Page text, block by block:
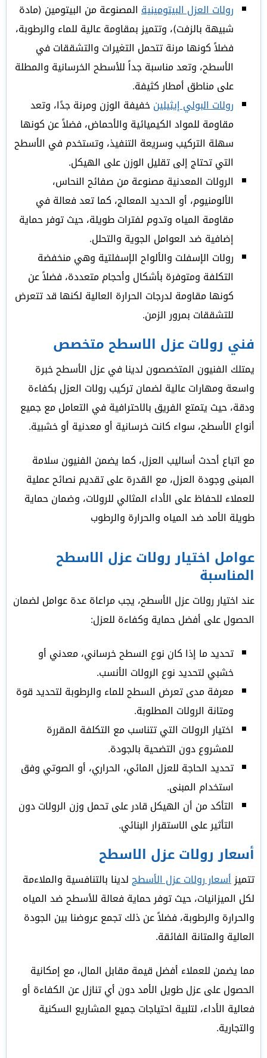
رولات العزل البيتومينية المصنوعة من البيتومين (مادة
شبيهة بالزفت)، وتتميز بمقاومة عالية للماء والرطوبة،
فضلاً كونها مرنة تتحمل التغيرات والتشققات في
الأسطح، وتعد مناسبة جداً للأسطح الخرسانية والمطلة
على مناطق أمطار كثيفة.
رولات البولي إيثيلينخفيفة الوزن ومرنة جدًا، وتعد
مقاومة للمواد الكيميائية والأحماض، فضلاً عن كونها
سهلة التركيب وسريعة التنفيذ، وتستخدم في الأسطح
التي تحتاج إلى تقليل الوزن على الهيكل.
الرولات المعدنية مصنوعة من صفائح النحاس،
الألومنيوم، أو الحديد المعالج، كما تعد فعالة في
مقاومة المياه وتدوم لفترات طويلة، حيث توفر حماية
إضافية ضد العوامل الجوية والتحلل.
رولات الإسفلت والألواح الإسفلتية وهي منخفضة
التكلفة ومتوفرة بأشكال وأحجام متعددة، فضلاً عن
كونها مقاومة لدرجات الحرارة العالية لكنها قد تتعرض
للتشققات بمرور الزمن.
فني رولات عزل الاسطح متخصص
يمتلك الفنيون المتخصصون لدينا في عزل الأسطح خبرة
واسعة ومهارات عالية لضمان تركيب رولات العزل بكفاءة
ودقة، حيث يتمتع الفريق بالاحترافية في التعامل مع جميع
أنواع الأسطح، سواء كانت خرسانية أو معدنية أو خشبية.
مع اتباع أحدث أساليب العزل، كما يضمن الفنيون سلامة
المبنى وجودة العزل، مع القدرة على تقديم نصائح عملية
للعملاء للحفاظ على الأداء المثالي للرولات، وضمان حماية
طويلة الأمد ضد المياه والحرارة والرطوب
عوامل اختيار رولات عزل الاسطح
المناسبة
عند اختيار رولات عزل الأسطح، يجب مراعاة عدة عوامل لضمان
الحصول على أفضل حماية وكفاءة للعزل:
تحديد ما إذا كان نوع السطح خرساني، معدني أو
خشبي لتحديد نوع الرولات الأنسب.
معرفة مدى تعرض السطح للماء والرطوبة لتحديد قوة
ومتانة الرولات المطلوبة.
اختيار الرولات التي تتناسب مع التكلفة المقررة
للمشروع دون التضحية بالجودة.
تحديد الحاجة للعزل المائي، الحراري، أو الصوتي وفق
استخدام المبنى.
التأكد من أن الهيكل قادر على تحمل وزن الرولات دون
التأثير على الاستقرار البنائي.
أسعار رولات عزل الاسطح
تتميزأسعار رولات عزل الأسطحلدينا بالتنافسية والملاءمة
لكل الميزانيات، حيث توفر حماية فعالة للأسطح ضد المياه
والحرارة والرطوبة، فضلاً عن ذلك تجمع عروضنا بين الجودة
العالية والمتانة الفائقة.
مما يضمن للعملاء أفضل قيمة مقابل المال، مع إمكانية
الحصول على عزل طويل الأمد دون أي تنازل عن الكفاءة أو
فعالية الأداء، لتلبية احتياجات جميع المشاريع السكنية
والتجارية.